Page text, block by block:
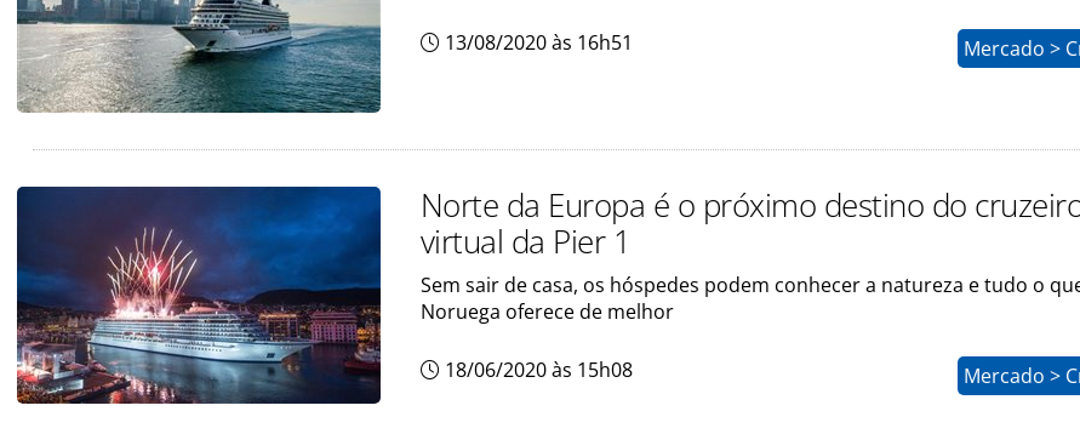
13/08/2020 às 16h51 Mercado >
Norte da Europa é o próximo destino do
virtual da Pier 1
Sem sair de casa, os hóspedes podem conhecer a natureza e tudo o
Noruega oferece de melhor
18/06/2020 às 15h08 Mercado >